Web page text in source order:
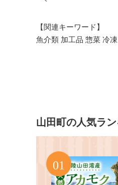
【関連キーワード】
魚介類 加工品 惣菜 冷
山田町の人気ラ